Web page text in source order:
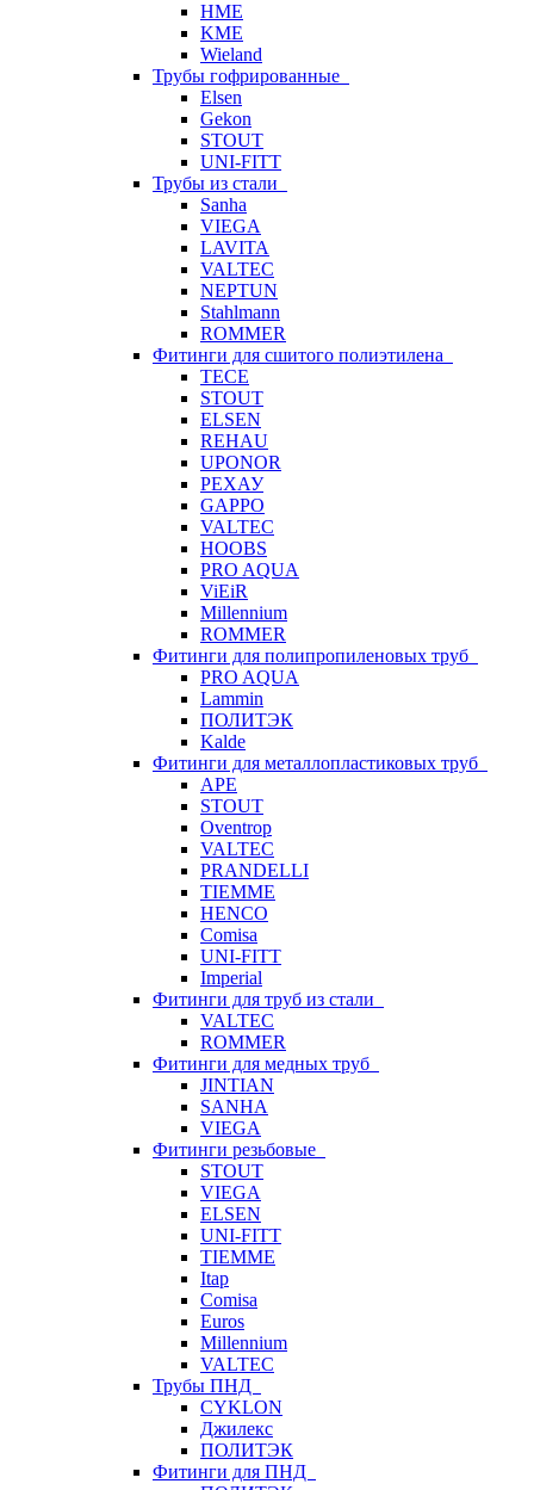
HME
KME
Wieland
Трубы гофрированные
Elsen
Gekon
STOUT
UNI-FITT
Трубы из стали
Sanha
VIEGA
LAVITA
VALTEC
NEPTUN
Stahlmann
ROMMER
Фитинги для сшитого полиэтилена
TECE
STOUT
ELSEN
REHAU
UPONOR
РЕХАУ
GAPPO
VALTEC
HOOBS
PRO AQUA
ViEiR
Millennium
ROMMER
Фитинги для полипропиленовых труб
PRO AQUA
Lammin
ПОЛИТЭК
Kalde
Фитинги для металлопластиковых труб
APE
STOUT
Oventrop
VALTEC
PRANDELLI
TIEMME
HENCO
Comisa
UNI-FITT
Imperial
Фитинги для труб из стали
VALTEC
ROMMER
Фитинги для медных труб
JINTIAN
SANHA
VIEGA
Фитинги резьбовые
STOUT
VIEGA
ELSEN
UNI-FITT
TIEMME
Itap
Comisa
Euros
Millennium
VALTEC
Трубы ПНД
CYKLON
Джилекс
ПОЛИТЭК
Фитинги для ПНД